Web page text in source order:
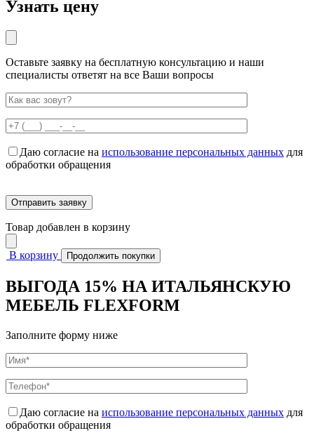
Узнать цену
Оставьте заявку на бесплатную консультацию и наши
специалисты ответят на все Ваши вопросы
Даю согласие на использование персональных данных для
обработки обращения
Товар добавлен в корзину
В корзину Продолжить покупки
ВЫГОДА 15% НА ИТАЛЬЯНСКУЮ
МЕБЕЛЬ FLEXFORM
Заполните форму ниже
Даю согласие на использование персональных данных для
обработки обращения